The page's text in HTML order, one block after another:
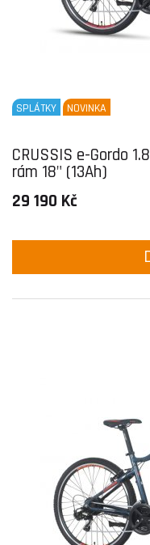
SPLÁTKY NOVINKA
CRUSSIS e-Gordo
rám 18" (13Ah)
29 190 Kč